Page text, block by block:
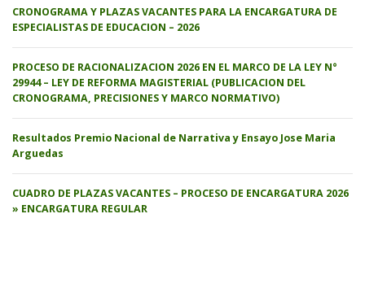
CRONOGRAMA Y PLAZAS VACANTES PARA LA ENCARGATURA DE
ESPECIALISTAS DE EDUCACION – 2026
PROCESO DE RACIONALIZACION 2026 EN EL MARCO DE LA LEY N°
29944 – LEY DE REFORMA MAGISTERIAL (PUBLICACION DEL
CRONOGRAMA, PRECISIONES Y MARCO NORMATIVO)
Resultados Premio Nacional de Narrativa y Ensayo Jose Maria
Arguedas
CUADRO DE PLAZAS VACANTES – PROCESO DE ENCARGATURA 2026
» ENCARGATURA REGULAR